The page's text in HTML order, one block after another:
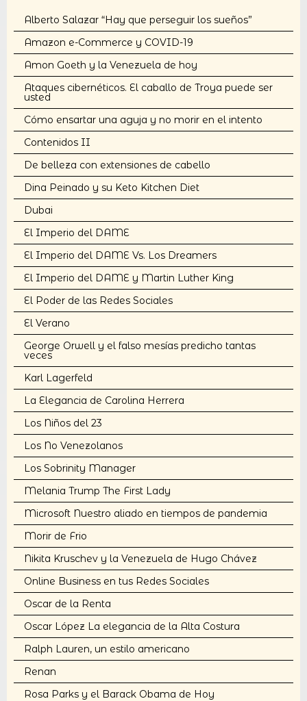
Alberto Salazar “Hay que perseguir los sueños”
Amazon e-Commerce y COVID-19
Amon Goeth y la Venezuela de hoy
Ataques cibernéticos. El caballo de Troya puede ser
usted
Cómo ensartar una aguja y no morir en el intento
Contenidos II
De belleza con extensiones de cabello
Dina Peinado y su Keto Kitchen Diet
Dubai
El Imperio del DAME
El Imperio del DAME Vs. Los Dreamers
El Imperio del DAME y Martin Luther King
El Poder de las Redes Sociales
El Verano
George Orwell y el falso mesías predicho tantas
veces
Karl Lagerfeld
La Elegancia de Carolina Herrera
Los Niños del 23
Los No Venezolanos
Los Sobrinity Manager
Melania Trump The First Lady
Microsoft Nuestro aliado en tiempos de pandemia
Morir de Frio
Nikita Kruschev y la Venezuela de Hugo Chávez
Online Business en tus Redes Sociales
Oscar de la Renta
Oscar López La elegancia de la Alta Costura
Ralph Lauren, un estilo americano
Renan
Rosa Parks y el Barack Obama de Hoy